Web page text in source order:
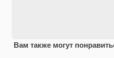
Вам также могут